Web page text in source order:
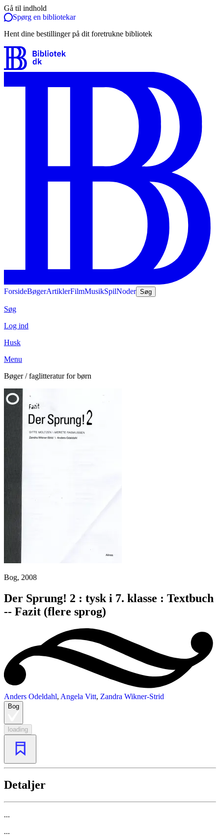
Gå til indhold
Spørg en bibliotekar
Hent dine bestillinger på dit foretrukne bibliotek
ForsideBøgerArtiklerFilmMusikSpilNoder Søg
Søg
Log ind
Husk
Menu
Bøger / faglitteratur for børn
Bog, 2008
Der Sprung! 2 : tysk i 7. klasse : Textbuch
-- Fazit (flere sprog)
Anders Odeldahl, Angela Vitt, Zandra Wikner-Strid
Bog
loading
Detaljer
...
...